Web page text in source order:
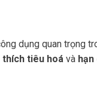
dụng quan trọng
thích tiêu hoá và